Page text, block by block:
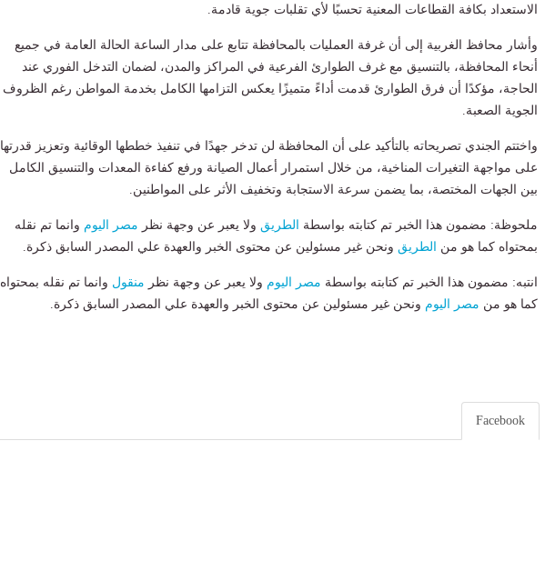
الاستعداد بكافة القطاعات المعنية تحسبًا لأي تقلبات جوية قادمة.
وأشار محافظ الغربية إلى أن غرفة العمليات بالمحافظة تتابع على مدار الساعة الحالة العامة في جميع
أنحاء المحافظة، بالتنسيق مع غرف الطوارئ الفرعية في المراكز والمدن، لضمان التدخل الفوري عند
الحاجة، مؤكدًا أن فرق الطوارئ قدمت أداءً متميزًا يعكس التزامها الكامل بخدمة المواطن رغم الظروف
الجوية الصعبة.
واختتم الجندي تصريحاته بالتأكيد على أن المحافظة لن تدخر جهدًا في تنفيذ خططها الوقائية وتعزيز قدرتها
على مواجهة التغيرات المناخية، من خلال استمرار أعمال الصيانة ورفع كفاءة المعدات والتنسيق الكامل
بين الجهات المختصة، بما يضمن سرعة الاستجابة وتخفيف الأثر على المواطنين.
ملحوظة: مضمون هذا الخبر تم كتابته بواسطة الطريق ولا يعبر عن وجهة نظر مصر اليوم وانما تم نقله
بمحتواه كما هو من
الطريق ونحن غير مسئولين عن محتوى الخبر والعهدة علي المصدر السابق ذكرة.
انتبه: مضمون هذا الخبر تم كتابته بواسطة مصر اليوم ولا يعبر عن وجهة نظر منقول وانما تم نقله بمحتواه
كما هو من مصر اليوم ونحن غير مسئولين عن محتوى الخبر والعهدة علي المصدر السابق ذكرة.
Facebook